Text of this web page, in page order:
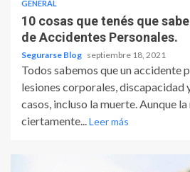
GENERAL
10 cosas que tenés que
de Accidentes Personales.
Segurarse Blog septiembre 18, 2021
Todos sabemos que un accidente
lesiones corporales, discapacidad
casos, incluso la muerte. Aunque
ciertamente...Leer más